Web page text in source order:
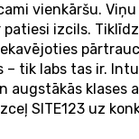
vienkāršu.
izcils.
– tik labs tas ir.
augstākās klases
SITE123 uz